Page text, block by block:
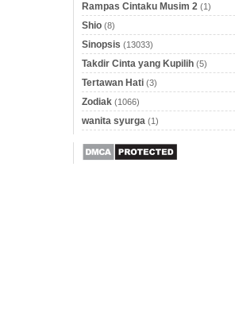
Rampas Cintaku Musim 2 (1)
Shio (8)
Sinopsis (13033)
Takdir Cinta yang Kupilih (5)
Tertawan Hati (3)
Zodiak (1066)
wanita syurga (1)